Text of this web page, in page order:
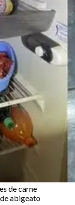
de carne
abigeato